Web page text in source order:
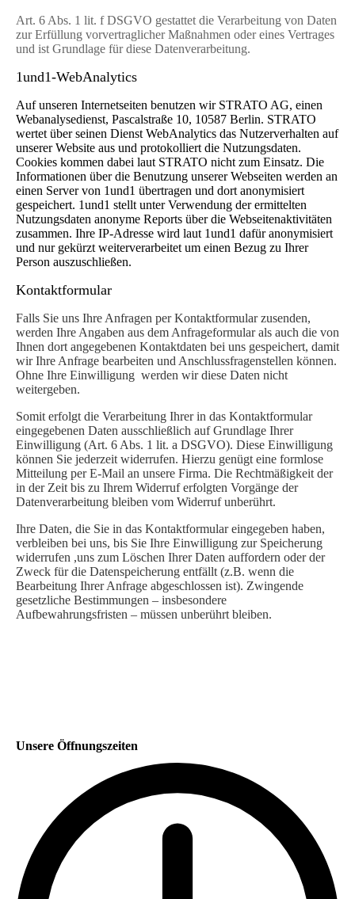
Art. 6 Abs. 1 lit. f DSGVO gestattet die Verarbeitung von Daten
zur Erfüllung vorvertraglicher Maßnahmen oder eines Vertrages
und ist Grundlage für diese Datenverarbeitung.
1und1-WebAnalytics
Auf unseren Internetseiten benutzen wir STRATO AG, einen
Webanalysedienst, Pascalstraße 10, 10587 Berlin. STRATO
wertet über seinen Dienst WebAnalytics das Nutzerverhalten auf
unserer Website aus und protokolliert die Nutzungsdaten.
Cookies kommen dabei laut STRATO nicht zum Einsatz. Die
Informationen über die Benutzung unserer Webseiten werden an
einen Server von 1und1 übertragen und dort anonymisiert
gespeichert. 1und1 stellt unter Verwendung der ermittelten
Nutzungsdaten anonyme Reports über die Webseitenaktivitäten
zusammen. Ihre IP-Adresse wird laut 1und1 dafür anonymisiert
und nur gekürzt weiterverarbeitet um einen Bezug zu Ihrer
Person auszuschließen.
Kontaktformular
Falls Sie uns Ihre Anfragen per Kontaktformular zusenden,
werden Ihre Angaben aus dem Anfrageformular als auch die von
Ihnen dort angegebenen Kontaktdaten bei uns gespeichert, damit
wir Ihre Anfrage bearbeiten und Anschlussfragenstellen können.
Ohne Ihre Einwilligung werden wir diese Daten nicht
weitergeben.
Somit erfolgt die Verarbeitung Ihrer in das Kontaktformular
eingegebenen Daten ausschließlich auf Grundlage Ihrer
Einwilligung (Art. 6 Abs. 1 lit. a DSGVO). Diese Einwilligung
können Sie jederzeit widerrufen. Hierzu genügt eine formlose
Mitteilung per E-Mail an unsere Firma. Die Rechtmäßigkeit der
in der Zeit bis zu Ihrem Widerruf erfolgten Vorgänge der
Datenverarbeitung bleiben vom Widerruf unberührt.
Ihre Daten, die Sie in das Kontaktformular eingegeben haben,
verbleiben bei uns, bis Sie Ihre Einwilligung zur Speicherung
widerrufen ,uns zum Löschen Ihrer Daten auffordern oder der
Zweck für die Datenspeicherung entfällt (z.B. wenn die
Bearbeitung Ihrer Anfrage abgeschlossen ist). Zwingende
gesetzliche Bestimmungen – insbesondere
Aufbewahrungsfristen – müssen unberührt bleiben.
Unsere Öffnungszeiten